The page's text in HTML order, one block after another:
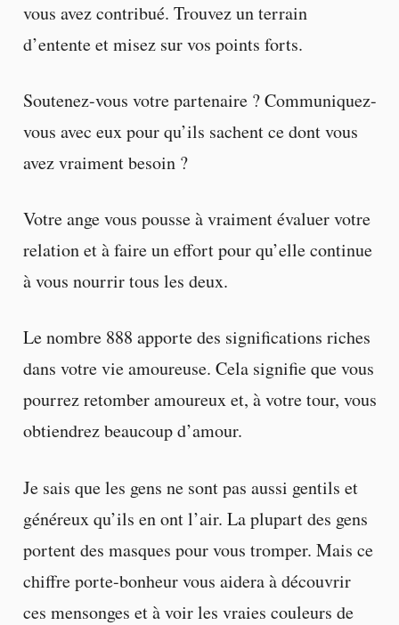
vous avez contribué. Trouvez un terrain
d’entente et misez sur vos points forts.
Soutenez-vous votre partenaire ? Communiquez-
vous avec eux pour qu’ils sachent ce dont vous
avez vraiment besoin ?
Votre ange vous pousse à vraiment évaluer votre
relation et à faire un effort pour qu’elle continue
à vous nourrir tous les deux.
Le nombre 888 apporte des significations riches
dans votre vie amoureuse. Cela signifie que vous
pourrez retomber amoureux et, à votre tour, vous
obtiendrez beaucoup d’amour.
Je sais que les gens ne sont pas aussi gentils et
généreux qu’ils en ont l’air. La plupart des gens
portent des masques pour vous tromper. Mais ce
chiffre porte-bonheur vous aidera à découvrir
ces mensonges et à voir les vraies couleurs de